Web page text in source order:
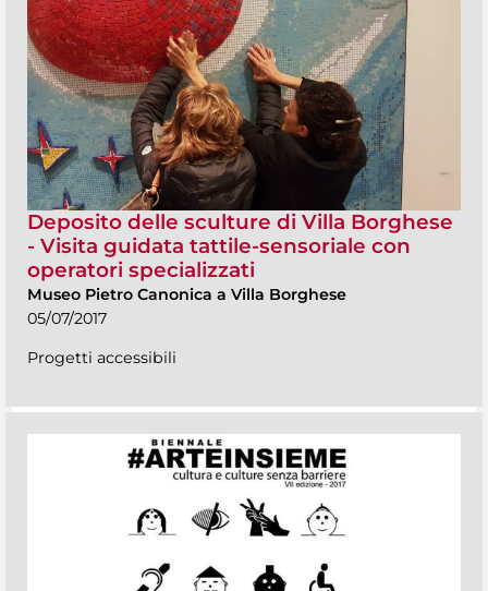
Deposito delle sculture di Villa Borghese
- Visita guidata tattile-sensoriale con
operatori specializzati
Museo Pietro Canonica a Villa Borghese
05/07/2017
Progetti accessibili